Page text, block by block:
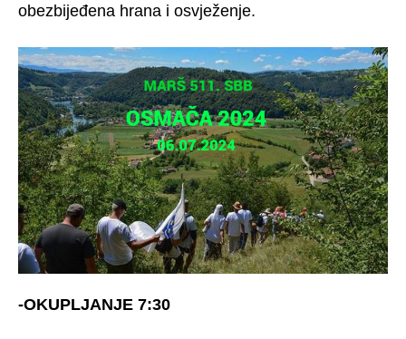
obezbijeđena hrana i osvježenje.
-OKUPLJANJE 7:30